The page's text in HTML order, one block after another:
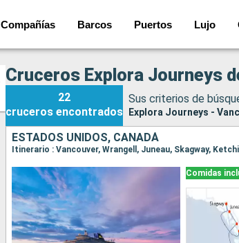
Compañías Barcos Puertos Lujo
Cruceros Explora Journeys
22
cruceros encontrados
Sus criterios de
Explora Journeys -
ESTADOS UNIDOS, CANADÁ
Itinerario : Vancouver, Wrangell, Juneau, Skagway,
Comidas